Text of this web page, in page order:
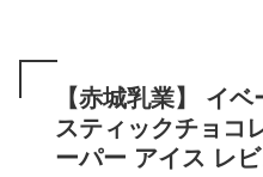
【赤城乳業】 イ
スティックチョコ
ーパー アイス レビ